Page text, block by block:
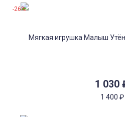
1 030
1 400 ₽
-26%